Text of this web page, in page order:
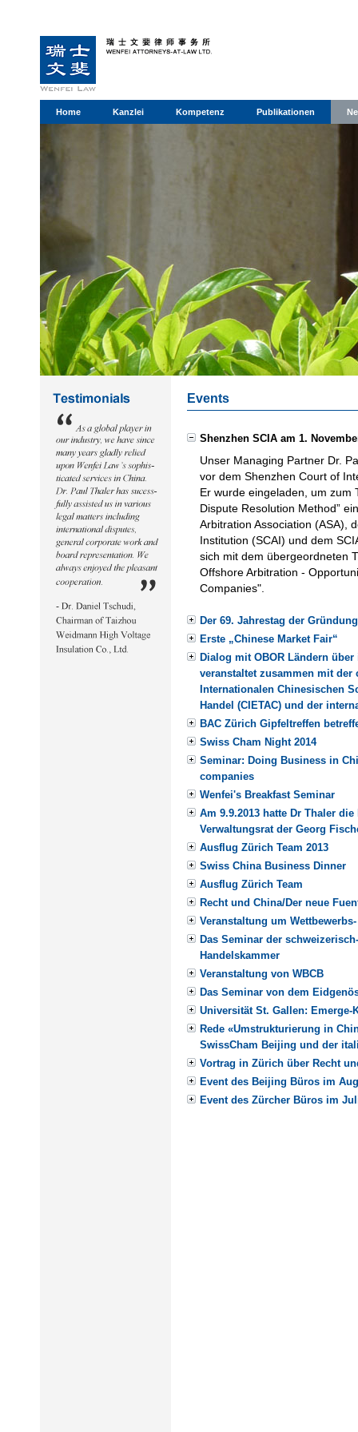
Home Kanzlei Kompetenz Publikationen
Events
Shenzhen SCIA am 1.
Unser Managing Partner Dr.
vor dem Shenzhen Court of
Er wurde eingeladen, um zum
Dispute Resolution Method”
Arbitration Association (ASA),
Institution (SCAI) und dem
sich mit dem übergeordneten
Offshore Arbitration -
Companies".
Der 69. Jahrestag der
Erste „Chinese Market Fair“
Dialog mit OBOR Ländern
veranstaltet zusammen mit der
Internationalen Chinesischen
Handel (CIETAC) und der
BAC Zürich Gipfeltreffen
Swiss Cham Night 2014
Seminar: Doing Business in
companies
Wenfei's Breakfast Seminar
Am 9.9.2013 hatte Dr Thaler
Verwaltungsrat der Georg
Ausflug Zürich Team 2013
Swiss China Business Dinner
Ausflug Zürich Team
Recht und China/Der neue
Veranstaltung um
Das Seminar der
Handelskammer
Veranstaltung von WBCB
Das Seminar von dem
Universität St. Gallen: Emerge-
Rede «Umstrukturierung in
SwissCham Beijing und der
Vortrag in Zürich über Recht
Event des Beijing Büros im
Event des Zürcher Büros im